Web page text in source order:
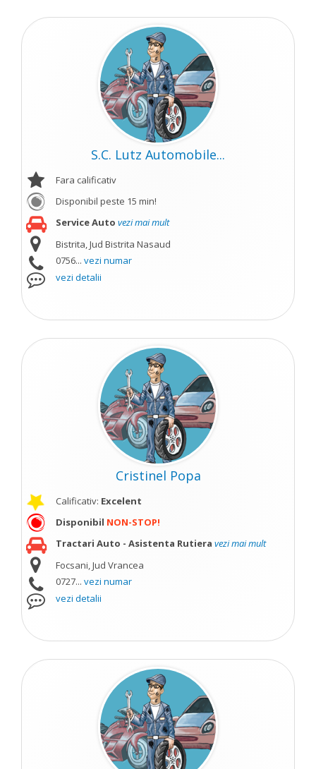
S.C. Lutz Automobile...
Fara calificativ
Disponibil peste 15 min!
Service Auto vezi mai mult
Bistrita, Jud Bistrita Nasaud
0756... vezi numar
vezi detalii
Cristinel Popa
Calificativ: Excelent
Disponibil NON-STOP!
Tractari Auto - Asistenta Rutiera vezi mai mult
Focsani, Jud Vrancea
0727... vezi numar
vezi detalii